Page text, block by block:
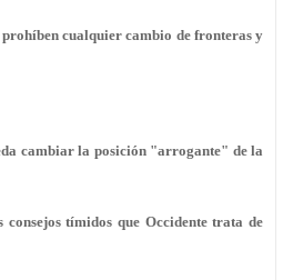
cualquier cambio de fronteras y
cambiar la posición "arrogante" de la
tímidos que Occidente trata de